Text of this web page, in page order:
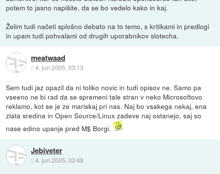
potem to jasno napišite, da se bo vedelo kako in kaj.
Želim tudi načeti splošno debato na to temo, s kritikami in predlogi
in upam tudi pohvalami od drugih uporabnikov slotecha.
meatwaad
::4. jun 2005, 03:13
Sem tudi jaz opazil da ni toliko novic in tudi opisov ne. Samo pa
vseeno ne bi rad da se spremeni tale stran v neko Microsoftovo
reklamo, kot se je ze mariskaj pri nas. Naj bo vsakega nekaj, ena
zlata sredina in Open Source/Linux zadeve naj ostanejo, saj so
nase edino upanje pred M$ Borgi.
Jebiveter
::4. jun 2005, 03:48